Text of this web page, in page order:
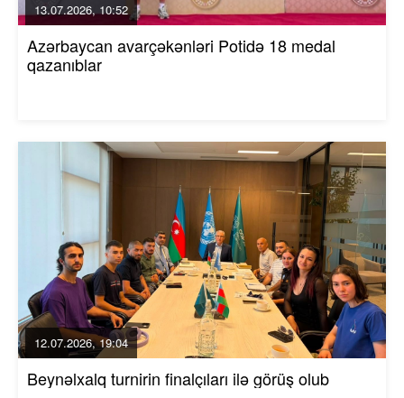
13.07.2026, 10:52
Azərbaycan avarçəkənləri Potidə 18 medal
qazanıblar
12.07.2026, 19:04
Beynəlxalq turnirin finalçıları ilə görüş olub